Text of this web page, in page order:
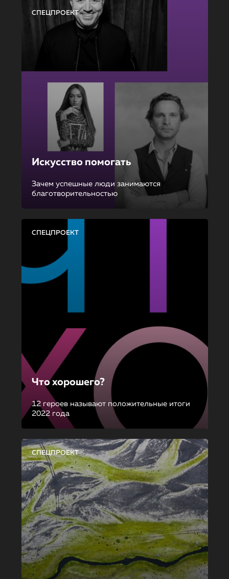
СПЕЦПРОЕКТ
Искусство помогать
Зачем успешные люди занимаются
благотворительностью
СПЕЦПРОЕКТ
Что хорошего?
12 героев называют положительные итоги
2022 года
СПЕЦПРОЕКТ